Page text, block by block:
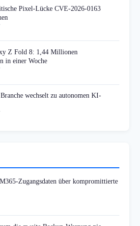
Pixel-Lücke CVE-2026-0163
Z Fold 8: 1,44 Millionen
in einer Woche
wechselt zu autonomen KI-
Zugangsdaten über kompromittierte